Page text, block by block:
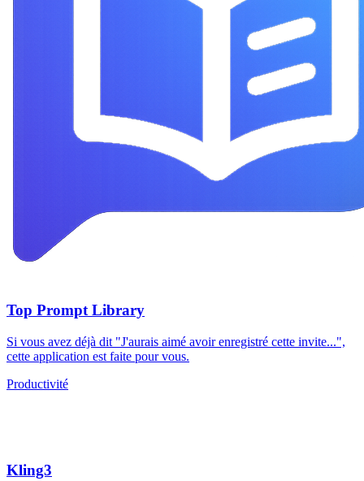
Top Prompt Library
Si vous avez déjà dit "J'aurais aimé avoir enregistré cette invite...",
cette application est faite pour vous.
Productivité
Kling3